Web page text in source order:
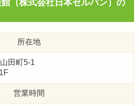
（株式会社日本セルバン）の
所在地
田町5-1
営業時間